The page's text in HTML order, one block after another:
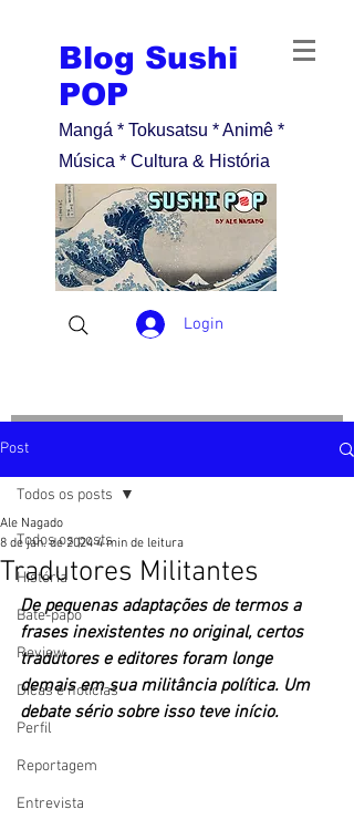
Blog Sushi
POP
Mangá * Tokusatsu * Animê *
Música * Cultura & História
Login
Post
Todos os posts
História
Bate-papo
Review
Dicas e notícias
Perfil
Reportagem
Entrevista
Todos os posts
Tradutores Militantes
Ale Nagado
8 de jan. de 2024 4 min de leitura
De pequenas adaptações de termos a
frases inexistentes no original, certos
tradutores e editores foram longe
demais em sua militância política. Um
debate sério sobre isso teve início.